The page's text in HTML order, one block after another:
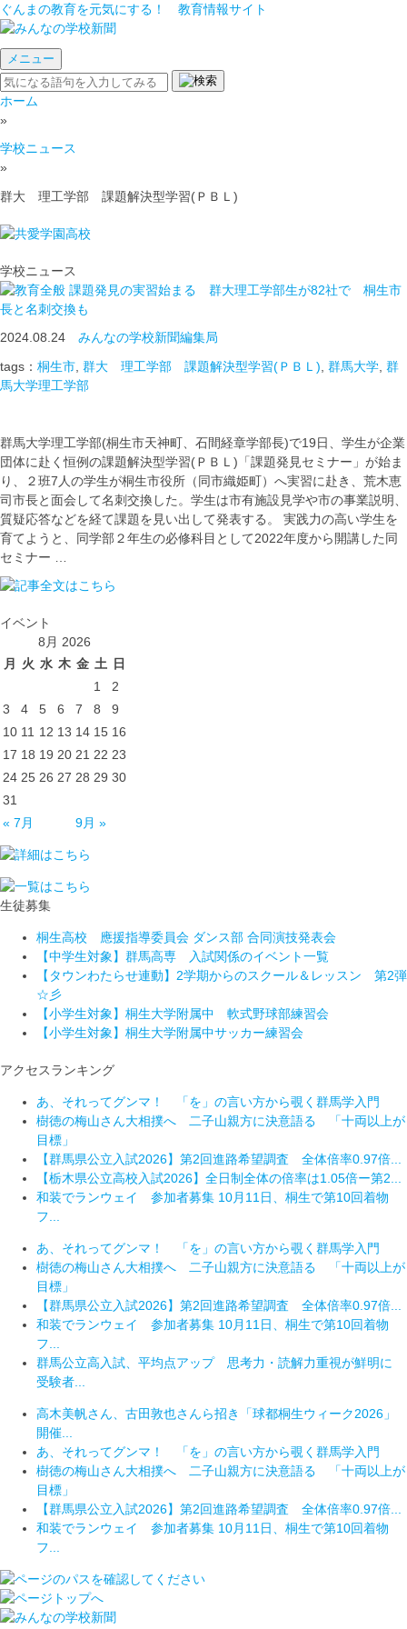
ぐんまの教育を元気にする！ 教育情報サイト
メニュー
ホーム
»
学校ニュース
»
群大 理工学部 課題解決型学習(ＰＢＬ)
学校ニュース
課題発見の実習始まる 群大理工学部生が82社で 桐生市
長と名刺交換も
2024.08.24 みんなの学校新聞編集局
tags： 桐生市 群大 理工学部 課題解決型学習(ＰＢＬ) 群馬大学 群
馬大学理工学部
群馬大学理工学部(桐生市天神町、石間経章学部長)で19日、学生が企業
団体に赴く恒例の課題解決型学習(ＰＢＬ)「課題発見セミナー」が始ま
り、２班7人の学生が桐生市役所（同市織姫町）へ実習に赴き、荒木恵
司市長と面会して名刺交換した。学生は市有施設見学や市の事業説明、
質疑応答などを経て課題を見い出して発表する。 実践力の高い学生を
育てようと、同学部２年生の必修科目として2022年度から開講した同
セミナー …
イベント
8月 2026
月
火 水 木 金 土
日
1
2
3
4 5 6 7 8
9
10 11 12 13 14 15 16
17 18 19 20 21 22 23
24 25 26 27 28 29 30
31
« 7月
9月 »
生徒募集
桐生高校 應援指導委員会 ダンス部 合同演技発表会
【中学生対象】群馬高専 入試関係のイベント一覧
【タウンわたらせ連動】2学期からのスクール＆レッスン 第2弾
☆彡
【小学生対象】桐生大学附属中 軟式野球部練習会
【小学生対象】桐生大学附属中サッカー練習会
アクセスランキング
あ、それってグンマ！ 「を」の言い方から覗く群馬学入門
樹徳の梅山さん大相撲へ 二子山親方に決意語る 「十両以上が
目標」
【群馬県公立入試2026】第2回進路希望調査 全体倍率0.97倍...
【栃木県公立高校入試2026】全日制全体の倍率は1.05倍ー第2...
和装でランウェイ 参加者募集 10月11日、桐生で第10回着物
フ...
あ、それってグンマ！ 「を」の言い方から覗く群馬学入門
樹徳の梅山さん大相撲へ 二子山親方に決意語る 「十両以上が
目標」
【群馬県公立入試2026】第2回進路希望調査 全体倍率0.97倍...
和装でランウェイ 参加者募集 10月11日、桐生で第10回着物
フ...
群馬公立高入試、平均点アップ 思考力・読解力重視が鮮明に
受験者...
高木美帆さん、古田敦也さんら招き「球都桐生ウィーク2026」
開催...
あ、それってグンマ！ 「を」の言い方から覗く群馬学入門
樹徳の梅山さん大相撲へ 二子山親方に決意語る 「十両以上が
目標」
【群馬県公立入試2026】第2回進路希望調査 全体倍率0.97倍...
和装でランウェイ 参加者募集 10月11日、桐生で第10回着物
フ...